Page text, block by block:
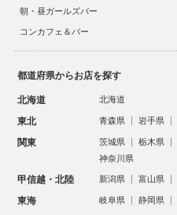
朝・昼ガールズバー
コンカフェ＆バー
都道府県からお店を探す
北海道 北海道
東北 青森県 岩手県
関東 茨城県 栃木県
神奈川県
甲信越・北陸 新潟県 富山県
東海 岐阜県 静岡県